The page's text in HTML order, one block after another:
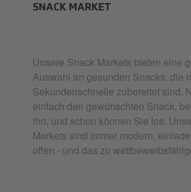
SNACK MARKET
Unsere Snack Markets bieten eine
Auswahl an gesunden Snacks, die
Sekundenschnelle zubereitet sind.
einfach den gewünschten Snack,
ihn, und schon können Sie los.
Markets sind immer modern,
offen - und das zu